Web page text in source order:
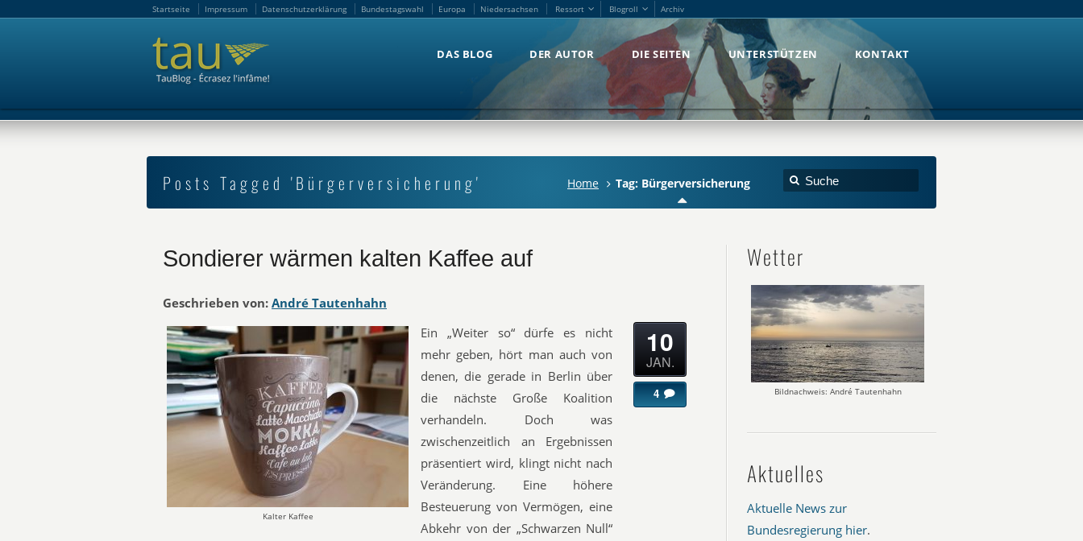
Startseite Impressum Datenschutzerklärung Bundestagswahl Europa Niedersachsen Ressort Blogroll Archiv
DAS BLOG DER AUTOR DIE SEITEN UNTERSTÜTZEN KONTAKT
Posts Tagged 'Bürgerversicherung' Home Tag: Bürgerversicherung
Sondierer wärmen kalten Kaffee auf
Geschrieben von: André Tautenhahn
Kalter Kaffee
Ein „Weiter so“ dürfe es nicht
mehr geben, hört man auch von
denen, die gerade in Berlin über
die nächste Große Koalition
verhandeln. Doch was
zwischenzeitlich an Ergebnissen
präsentiert wird, klingt nicht nach
Veränderung. Eine höhere
Besteuerung von Vermögen, eine
Abkehr von der „Schwarzen Null“
10
JAN.
4
Wetter
Bildnachweis: André Tautenhahn
Aktuelles
Aktuelle News zur
Bundesregierung hier.
Startseite Impressum Datenschutzerklärung Bundestagswahl Europa Niedersachsen Ressort Blogroll Archiv
DAS BLOG DER AUTOR DIE SEITEN UNTERSTÜTZEN KONTAKT